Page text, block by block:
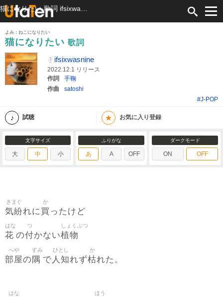
よみ：ねこになりたい
猫になりたい 歌詞
ifsixwasnine
2022.12.1 リリース
作詞
手鞠
作曲
satoshi
#J-POP
試聴 ★ お気に入り登録
文字サイズ
大 中 小
ふりがな
あ A OFF
ダークモード
ON OFF
気紛
きまぐ
れに買
か
ったけど
花
はな
の付
つ
かない植物
しょくぶつ
部屋
へや
の隅
すみ
で 人知
ひとし
れず枯
か
れた。
はな ほう